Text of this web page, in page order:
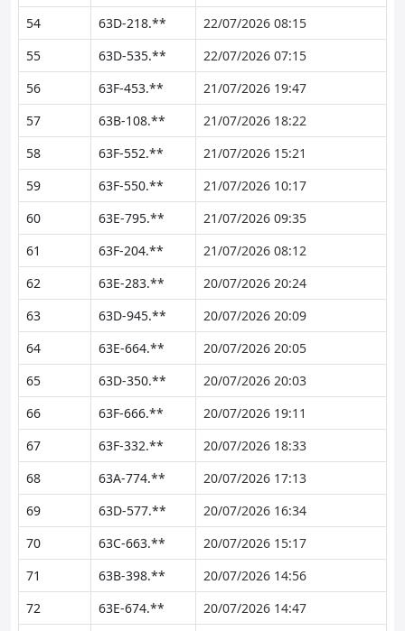
54
63D-218.**
22/07/2026 08:15
55
63D-535.**
22/07/2026 07:15
56
63F-453.**
21/07/2026 19:47
57
63B-108.**
21/07/2026 18:22
58
63F-552.**
21/07/2026 15:21
59
63F-550.**
21/07/2026 10:17
60
63E-795.**
21/07/2026 09:35
61
63F-204.**
21/07/2026 08:12
62
63E-283.**
20/07/2026 20:24
63
63D-945.**
20/07/2026 20:09
64
63E-664.**
20/07/2026 20:05
65
63D-350.**
20/07/2026 20:03
66
63F-666.**
20/07/2026 19:11
67
63F-332.**
20/07/2026 18:33
68
63A-774.**
20/07/2026 17:13
69
63D-577.**
20/07/2026 16:34
70
63C-663.**
20/07/2026 15:17
71
63B-398.**
20/07/2026 14:56
72
63E-674.**
20/07/2026 14:47